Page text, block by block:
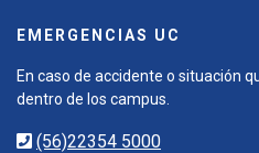
EMERGENCIAS UC
En caso de accidente o situación
dentro de los campus.
(56)22354 5000